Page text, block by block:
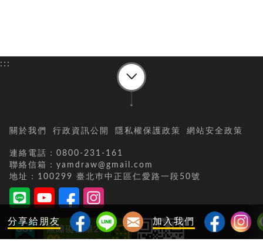
分享給朋友 加入我們
:::
關於我們 行政資訊公開 隱私權保護政策 網站安全政策
連絡電話：0800-231-161
聯絡信箱：yamdraw@gmail.com
地址：100299 臺北巿中正區仁愛路一段50號